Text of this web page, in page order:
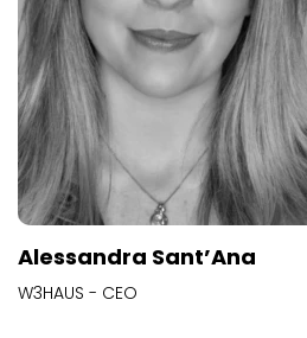
Alessandra Sant’Ana
W3HAUS - CEO